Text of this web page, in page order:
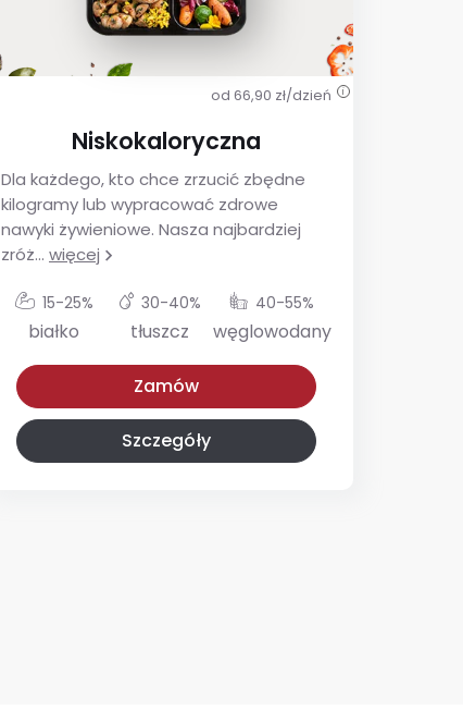
od 66,90 zł/dzień i
Niskokaloryczna
Dla każdego, kto chce zrzucić zbędne
kilogramy lub wypracować zdrowe
nawyki żywieniowe. Nasza najbardziej
zróż... więcej
15-25%
białko
30-40%
tłuszcz
40-55%
węglowodany
Zamów
Szczegóły